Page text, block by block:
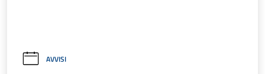
AVVISI